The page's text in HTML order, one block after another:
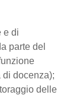
e di
parte del
di docenza);
delle